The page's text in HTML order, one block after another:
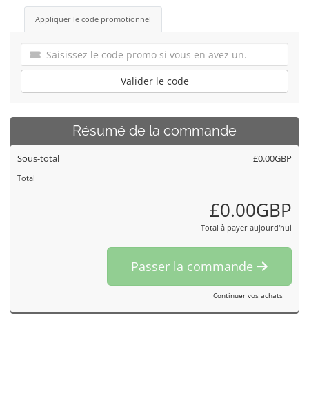
Appliquer le code promotionnel
Valider le code
Résumé de la commande
Sous-total £0.00GBP
Total
£0.00GBP
Total à payer aujourd'hui
Passer la commande
Continuer vos achats